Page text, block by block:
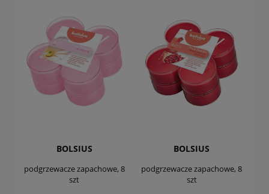
BOLSIUS
podgrzewacze zapachowe, 8
szt
BOLSIUS
podgrzewacze zapachowe, 8
szt